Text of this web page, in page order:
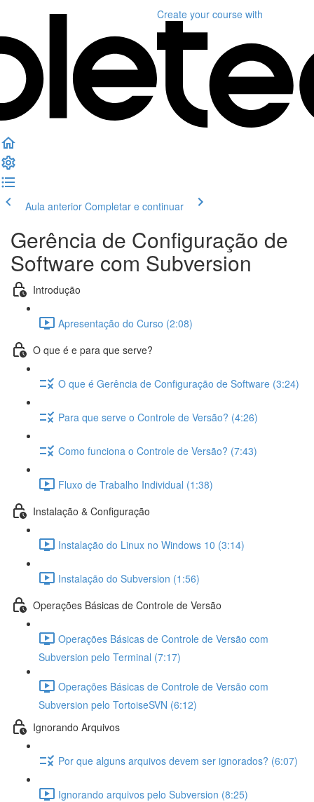
Create your course with
Aula anterior Completar e continuar
Gerência de Configuração de
Software com Subversion
Introdução
Apresentação do Curso (2:08)
O que é e para que serve?
O que é Gerência de Configuração de Software (3:24)
Para que serve o Controle de Versão? (4:26)
Como funciona o Controle de Versão? (7:43)
Fluxo de Trabalho Individual (1:38)
Instalação & Configuração
Instalação do Linux no Windows 10 (3:14)
Instalação do Subversion (1:56)
Operações Básicas de Controle de Versão
Operações Básicas de Controle de Versão com
Subversion pelo Terminal (7:17)
Operações Básicas de Controle de Versão com
Subversion pelo TortoiseSVN (6:12)
Ignorando Arquivos
Por que alguns arquivos devem ser ignorados? (6:07)
Ignorando arquivos pelo Subversion (8:25)